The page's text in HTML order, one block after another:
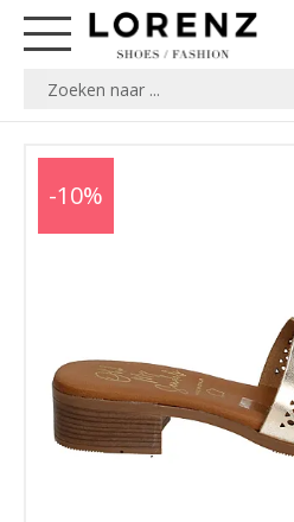
-10%